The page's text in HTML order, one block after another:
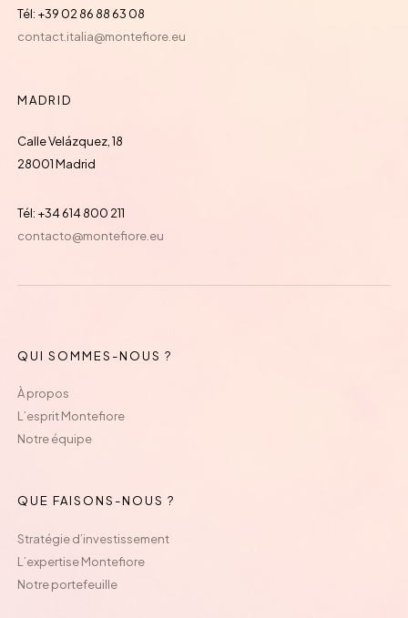
Tél: +39 02 86 88 63 08
contact.italia@montefiore.eu
MADRID
Calle Velázquez, 18
28001 Madrid
Tél: +34 614 800 211
contacto@montefiore.eu
QUI SOMMES-NOUS ?
À propos
L’esprit Montefiore
Notre équipe
QUE FAISONS-NOUS ?
Stratégie d’investissement
L’expertise Montefiore
Notre portefeuille